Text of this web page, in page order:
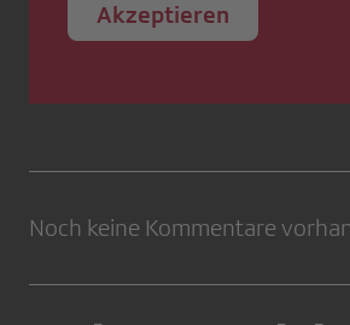
Akzeptieren
Noch keine Kommentare